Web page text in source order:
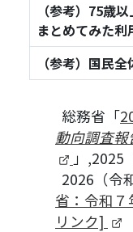
（参考）75歳
まとめてみた利
（参考）国民
総務省「
動向調査
（新し
」,2025
2026（令
省：令和
リンク]